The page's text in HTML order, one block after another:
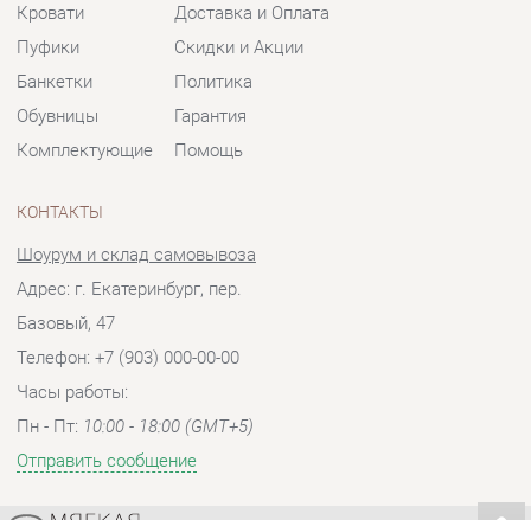
КОНТАКТЫ
Адрес: г. Екатеринбург, пер.
Базовый, 47
Пн - Пт:10:00 - 18:00 (GMT+5)
Отправить сообщение
© 2009-2026 Мягкая мебель Екатеринбург